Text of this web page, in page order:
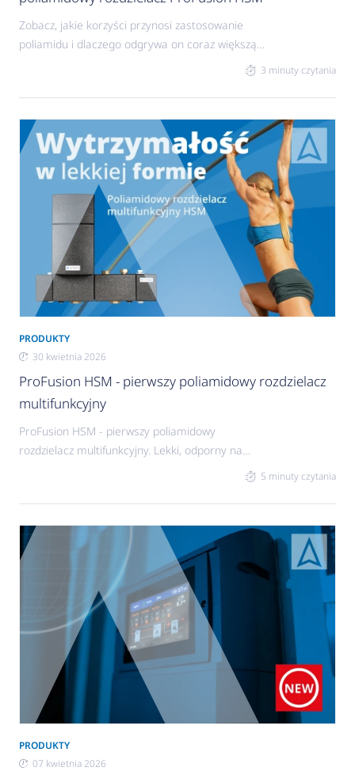
Zobacz, jakie korzyści przynosi zastosowanie
poliamidu i dlaczego odgrywa on coraz większą
3 minuty czytania
PRODUKTY
30 kwietnia 2026
ProFusion HSM - pierwszy poliamidowy rozdzielacz
multifunkcyjny
ProFusion HSM - pierwszy poliamidowy
rozdzielacz multifunkcyjny. Lekki, odporny na
kompaktowy i łatwy w montażu zestaw, który
zmieści się w każdej, nawet najmniejszej kotłowni.
5 minuty czytania
PRODUKTY
07 kwietnia 2026